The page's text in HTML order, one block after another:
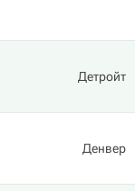
Детройт
Денвер